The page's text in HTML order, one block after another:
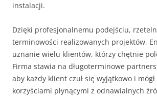
instalacji.
Dzięki profesjonalnemu podejściu,
terminowości realizowanych projektów,
uznanie wielu klientów, którzy chętnie
Firma stawia na długoterminowe
aby każdy klient czuł się wyjątkowo i mógł
korzyściami płynącymi z odnawialnych